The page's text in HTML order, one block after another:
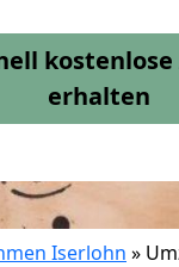
erhalten
Iserlohn »